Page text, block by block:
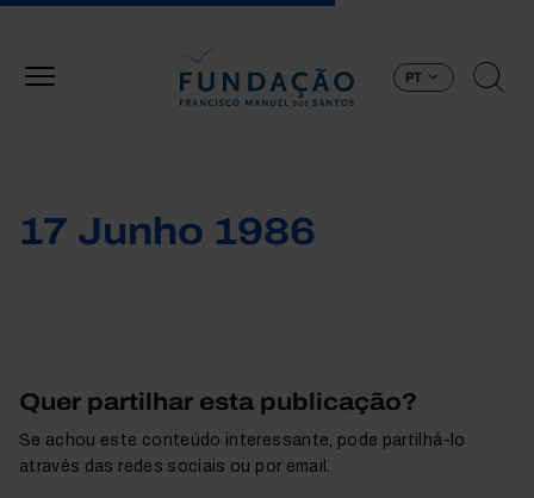
PT
17 Junho 1986
Quer partilhar esta publicação?
Se achou este conteúdo interessante, pode partilhá-lo
através das redes sociais ou por email.